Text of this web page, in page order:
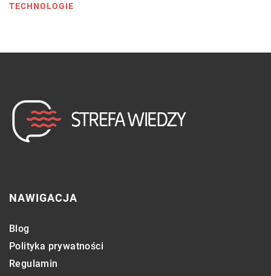
TECHNOLOGIE
NAWIGACJA
Blog
Polityka prywatności
Regulamin